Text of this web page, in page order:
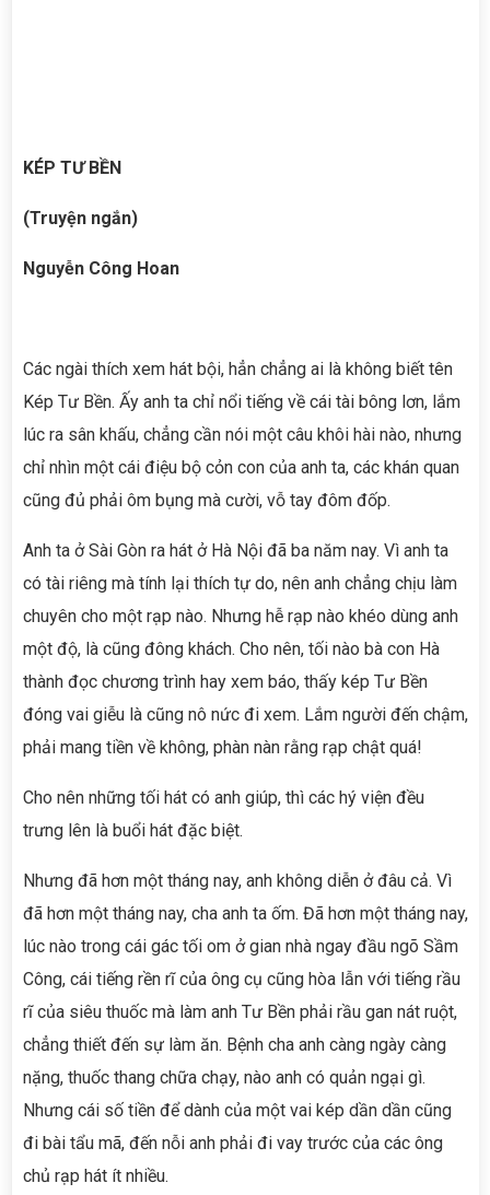
KÉP TƯ BỀN
(Truyện ngắn)
Nguyễn Công Hoan
Các ngài thích xem hát bội, hẳn chẳng ai là không biết tên
Kép Tư Bền. Ấy anh ta chỉ nổi tiếng về cái tài bông lơn, lắm
lúc ra sân khấu, chẳng cần nói một câu khôi hài nào, nhưng
chỉ nhìn một cái điệu bộ cỏn con của anh ta, các khán quan
cũng đủ phải ôm bụng mà cười, vỗ tay đôm đốp.
Anh ta ở Sài Gòn ra hát ở Hà Nội đã ba năm nay. Vì anh ta
có tài riêng mà tính lại thích tự do, nên anh chẳng chịu làm
chuyên cho một rạp nào. Nhưng hễ rạp nào khéo dùng anh
một độ, là cũng đông khách. Cho nên, tối nào bà con Hà
thành đọc chương trình hay xem báo, thấy kép Tư Bền
đóng vai giễu là cũng nô nức đi xem. Lắm người đến chậm,
phải mang tiền về không, phàn nàn rằng rạp chật quá!
Cho nên những tối hát có anh giúp, thì các hý viện đều
trưng lên là buổi hát đặc biệt.
Nhưng đã hơn một tháng nay, anh không diễn ở đâu cả. Vì
đã hơn một tháng nay, cha anh ta ốm. Đã hơn một tháng nay,
lúc nào trong cái gác tối om ở gian nhà ngay đầu ngõ Sầm
Công, cái tiếng rền rĩ của ông cụ cũng hòa lẫn với tiếng rầu
rĩ của siêu thuốc mà làm anh Tư Bền phải rầu gan nát ruột,
chẳng thiết đến sự làm ăn. Bệnh cha anh càng ngày càng
nặng, thuốc thang chữa chạy, nào anh có quản ngại gì.
Nhưng cái số tiền để dành của một vai kép dần dần cũng
đi bài tẩu mã, đến nỗi anh phải đi vay trước của các ông
chủ rạp hát ít nhiều.